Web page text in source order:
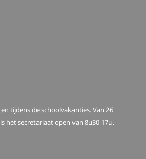
tijdens de schoolvakanties. Van 26
het secretariaat open van 8u30-17u.